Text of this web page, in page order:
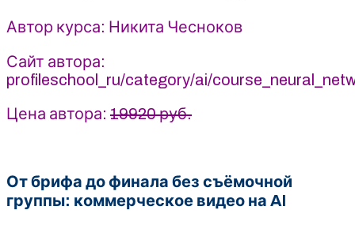
profileschool
Автор курса: Никита Чесноков
Сайт автора:
profileschool_ru/category/ai/
Цена автора: 19920 руб.
От брифа до финала без съёмочной
группы: коммерческое видео на AI